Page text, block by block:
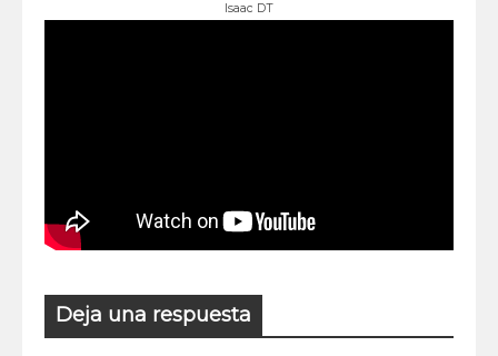
Isaac DT
Deja una respuesta